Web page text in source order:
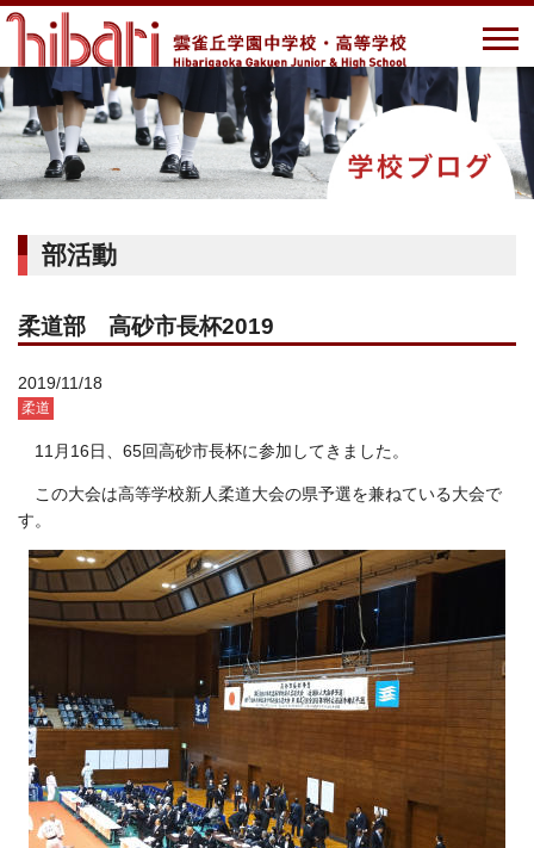
部活動
柔道部 高砂市長杯2019
2019/11/18
柔道
11月16日、65回高砂市長杯に参加してきました。
この大会は高等学校新人柔道大会の県予選を兼ねている大会で
す。